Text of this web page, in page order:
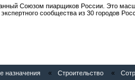
Союзом пиарщиков России. Это
сообщества из 30 городов
назначения « Строительство «